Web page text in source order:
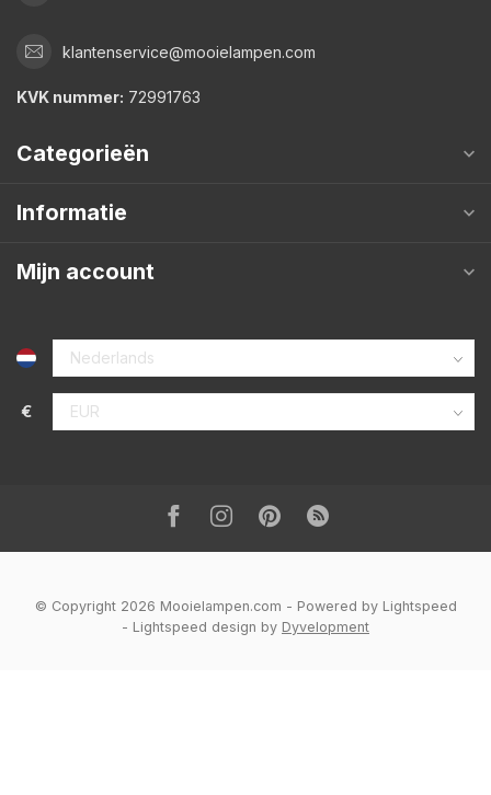
klantenservice@mooielampen.com
KVK nummer: 72991763
Categorieën
Informatie
Mijn account
€
© Copyright 2026 Mooielampen.com - Powered by Lightspeed
- Lightspeed design by Dyvelopment